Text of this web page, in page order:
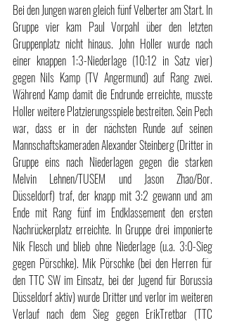
Bei den Jungen waren gleich fünf Velberter am Start. In
Gruppe vier kam Paul Vorpahl über den letzten
Gruppenplatz nicht hinaus. John Holler wurde nach
einer knappen 1:3-Niederlage (10:12 in Satz vier)
gegen Nils Kamp (TV Angermund) auf Rang zwei.
Während Kamp damit die Endrunde erreichte, musste
Holler weitere Platzierungsspiele bestreiten. Sein Pech
war, dass er in der nächsten Runde auf seinen
Mannschaftskameraden Alexander Steinberg (Dritter in
Gruppe eins nach Niederlagen gegen die starken
Melvin Lehnen/TUSEM und Jason Zhao/Bor.
Düsseldorf) traf, der knapp mit 3:2 gewann und am
Ende mit Rang fünf im Endklassement den ersten
Nachrückerplatz erreichte. In Gruppe drei imponierte
Nik Flesch und blieb ohne Niederlage (u.a. 3:0-Sieg
gegen Pörschke). Mik Pörschke (bei den Herren für
den TTC SW im Einsatz, bei der Jugend für Borussia
Düsseldorf aktiv) wurde Dritter und verlor im weiteren
Verlauf nach dem Sieg gegen ErikTretbar (TTC